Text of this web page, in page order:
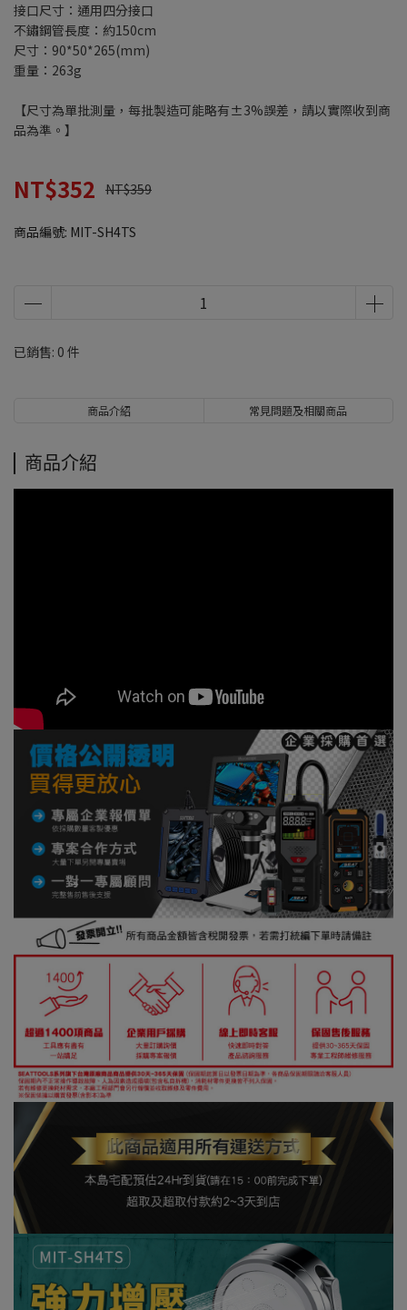
接口尺寸：通用四分接口
不鏽鋼管長度：約150cm
尺寸：90*50*265(mm)
重量：263g
【尺寸為單批測量，每批製造可能略有±3%誤差，請以實際收到商
品為準。】
NT$352 NT$359
商品編號: MIT-SH4TS
已銷售: 0 件
商品介紹 常見問題及相關商品
商品介紹